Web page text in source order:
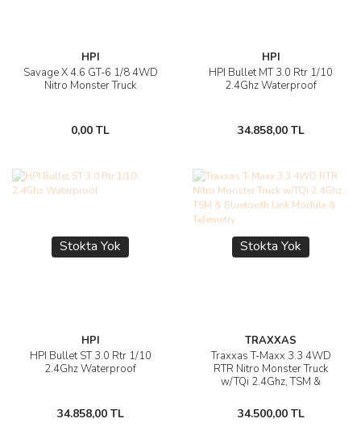
HPI
Savage X 4.6 GT-6 1/8 4WD
Nitro Monster Truck
0,00 TL
HPI
HPI Bullet MT 3.0 Rtr 1/10
2.4Ghz Waterproof
34.858,00 TL
Stokta Yok
HPI
HPI Bullet ST 3.0 Rtr 1/10
2.4Ghz Waterproof
34.858,00 TL
Stokta Yok
TRAXXAS
Traxxas T-Maxx 3.3 4WD
RTR Nitro Monster Truck
w/TQi 2.4Ghz, TSM &
Telemetry
34.500,00 TL